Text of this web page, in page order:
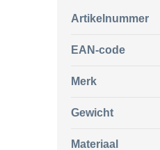
Artikelnummer
EAN-code
Merk
Gewicht
Materiaal